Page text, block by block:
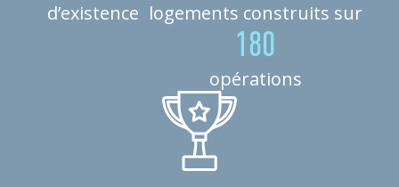
d’existence logements construits sur
180
opérations